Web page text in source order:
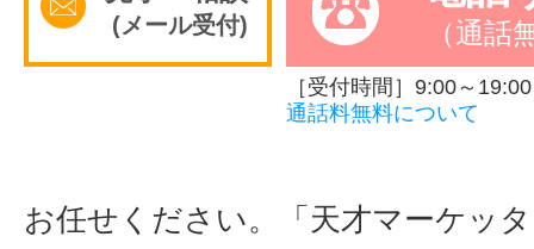
(メール受付) （通話
［受付時間］9:00～19:00
通話料無料について
お任せください。「天才マーケッ